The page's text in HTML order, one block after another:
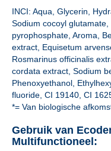
INCI: Aqua, Glycerin,
Sodium cocoyl
pyrophosphate, Aroma,
extract, Equisetum
Rosmarinus officinalis
cordata extract, Sodium
Phenoxyethanol,
fluoride, CI 19140, CI
*= Van biologische
Gebruik van
Multifunctioneel: